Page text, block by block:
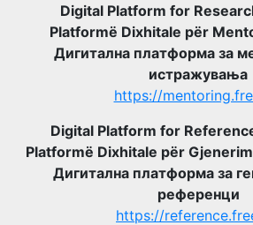
Digital Platform for
Platformë Dixhitale për
Дигитална платформа за
истражувања
https://
Digital Platform for
Platformë Dixhitale për
Дигитална платформа за
референци
https://